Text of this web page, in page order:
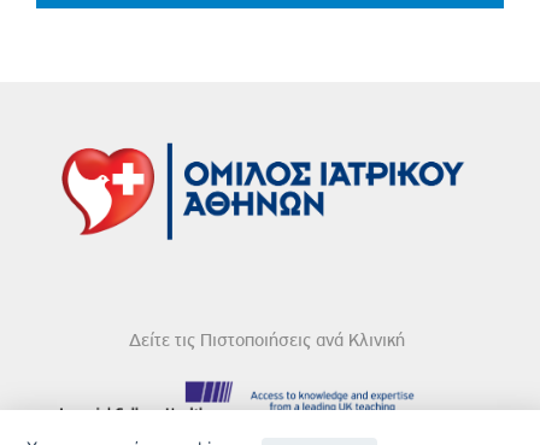
Δείτε τις Πιστοποιήσεις ανά Κλινική